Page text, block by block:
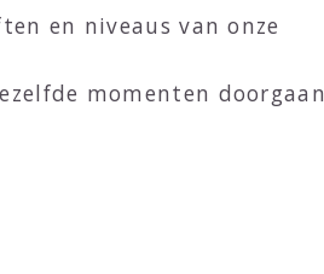
en niveaus van onze
momenten doorgaan